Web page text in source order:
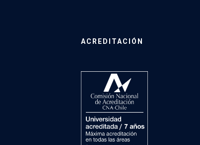
ACREDITACIÓN